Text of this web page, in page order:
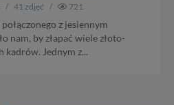
/ 41 zdjęć / 721
z jesiennym
nam, by złapać wiele złoto-
kadrów. Jednym z...